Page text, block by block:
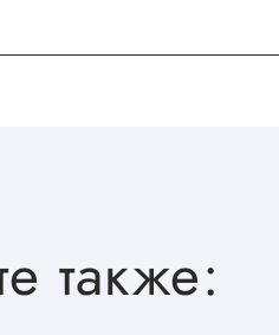
также: